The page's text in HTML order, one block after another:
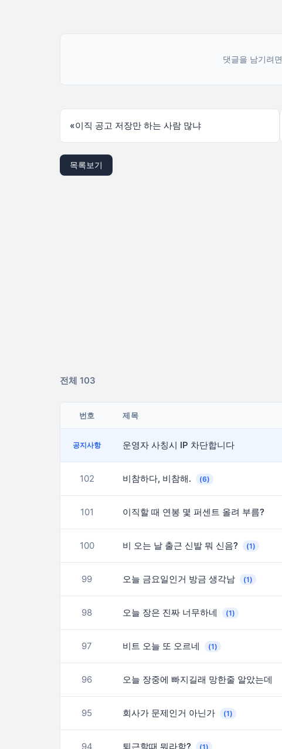
댓글을 남기려면
«이직 공고 저장만 하는 사람 많냐
목록보기
전체 103
번호 제목
공지사항 운영자 사칭시 IP 차단합니다
102 비참하다, 비참해. (6)
101 이직할 때 연봉 몇 퍼센트 올려 부름?
100 비 오는 날 출근 신발 뭐 신음? (1)
99 오늘 금요일인거 방금 생각남 (1)
98 오늘 장은 진짜 너무하네 (1)
97 비트 오늘 또 오르네 (1)
96 오늘 장중에 빠지길래 망한줄 알았는데
95 회사가 문제인거 아닌가 (1)
94 퇴근할때 뭐라함? (1)